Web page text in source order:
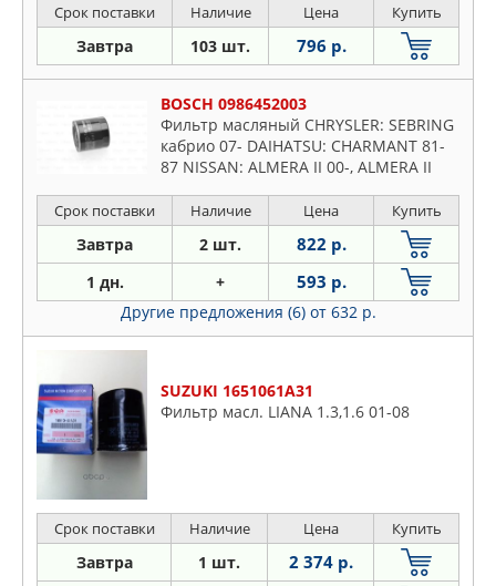
Срок поставки Наличие Цена Купить
Завтра 103 шт. 796 р.
BOSCH 0986452003
Фильтр масляный CHRYSLER: SEBRING
кабрио 07- DAIHATSU: CHARMANT 81-
87 NISSAN: ALMERA II 00-, ALMERA II
CABSTAR 06-, MURANO 07
Срок поставки Наличие Цена Купить
Завтра 2 шт. 822 р.
1 дн. + 593 р.
Другие предложения (6) от 632 р.
SUZUKI 1651061A31
Фильтр масл. LIANA 1.3,1.6 01-08
Срок поставки Наличие Цена Купить
Завтра 1 шт. 2 374 р.